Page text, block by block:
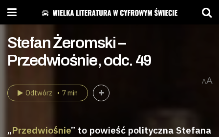
Stefan Żeromski –
Przedwiośnie, odc. 49
AA
Odtwórz 7 min
„Przedwiośnie” to powieść polityczna Stefana